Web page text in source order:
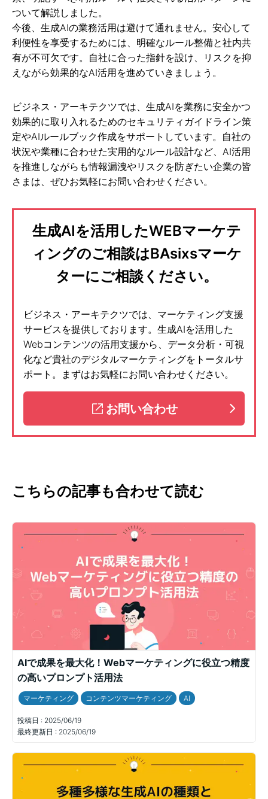
ついて解説しました。
今後、生成AIの業務活用は避けて通れません。安心して
利便性を享受するためには、明確なルール整備と社内共
有が不可欠です。自社に合った指針を設け、リスクを抑
えながら効果的なAI活用を進めていきましょう。
ビジネス・アーキテクツでは、生成AIを業務に安全かつ
効果的に取り入れるためのセキュリティガイドライン策
定やAIルールブック作成をサポートしています。自社の
状況や業種に合わせた実用的なルール設計など、AI活用
を推進しながらも情報漏洩やリスクを防ぎたい企業の皆
さまは、ぜひお気軽にお問い合わせください。
生成AIを活用したWEBマーケテ
ィングのご相談はBAsixsマーケ
ターにご相談ください。
ビジネス・アーキテクツでは、マーケティング支援
サービスを提供しております。生成AIを活用した
Webコンテンツの活用支援から、データ分析・可視
化など貴社のデジタルマーケティングをトータルサ
ポート。まずはお気軽にお問い合わせください。
お問い合わせ
こちらの記事も合わせて読む
AIで成果を最大化！Webマーケティングに役立つ精度
の高いプロンプト活用法
マーケティング コンテンツマーケティング AI
投稿日 : 2025/06/19
最終更新日 : 2025/06/19